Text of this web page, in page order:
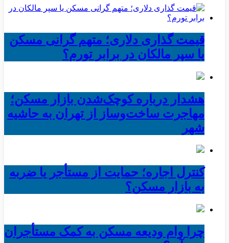
قیمت گذاری دلاری؛ متهم گرانی مسکن
یا سپر مالکان در برابر تورم؟
هشدار درباره کوچک‌شدن بازار مسکن؛
مهاجرت ساخت‌وساز از تهران به حاشیه‌
شهر
کنترل اجاره؛ حمایت از مستأجر یا ضربه
به بازار مسکن؟
چرا وام ودیعه مسکن به کمک مستأجران